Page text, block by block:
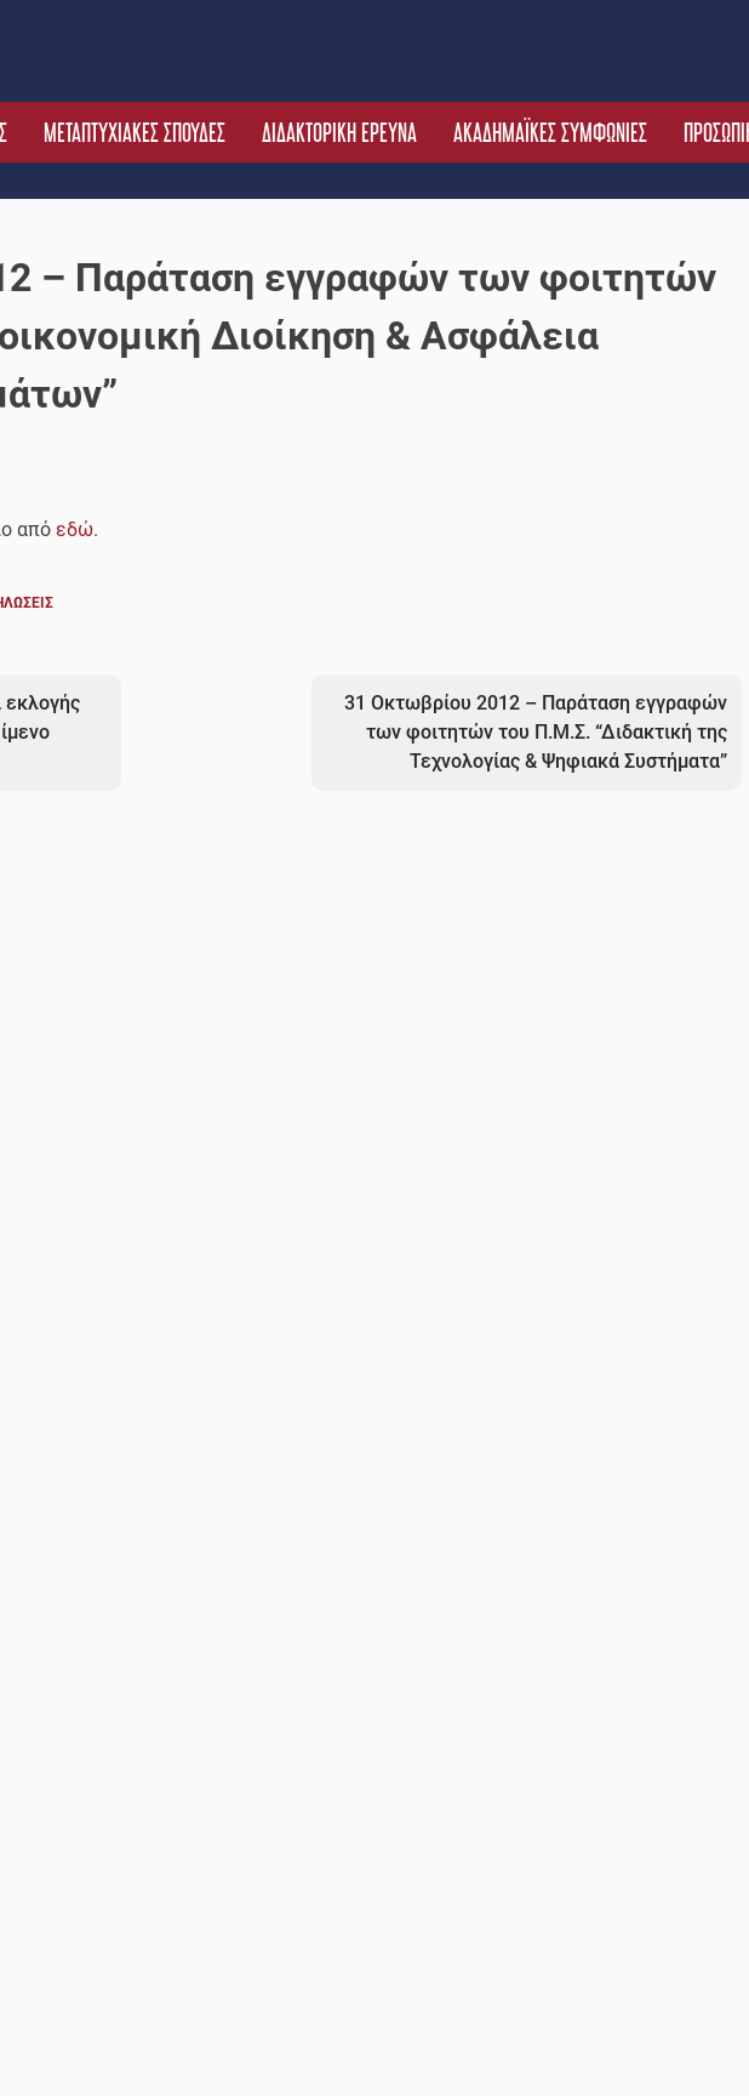
ΜΕΤΑΠΤΥΧΙΑΚΕΣ ΣΠΟΥΔΕΣ ΔΙΔΑΚΤΟΡΙΚΗ ΕΡΕΥΝΑ ΑΚΑΔΗΜΑΪΚΕΣ ΣΥΜΦΩΝΙΕΣ
– Παράταση εγγραφών των φοιτητών
Διοίκηση & Ασφάλεια
από εδώ.
εκλογής
31 Οκτωβρίου 2012 – Παράταση εγγραφών
των φοιτητών του Π.Μ.Σ. “Διδακτική της
Τεχνολογίας & Ψηφιακά Συστήματα”